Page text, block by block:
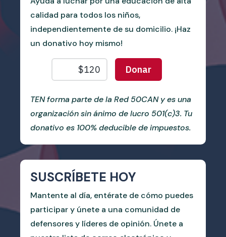
calidad para todos los niños,
independientemente de su domicilio. ¡Haz
un donativo hoy mismo!
TEN forma parte de la Red 50CAN y es una
organización sin ánimo de lucro 501(c)3. Tu
donativo es 100% deducible de impuestos.
SUSCRÍBETE HOY
Mantente al día, entérate de cómo puedes
participar y únete a una comunidad de
defensores y líderes de opinión. Únete a